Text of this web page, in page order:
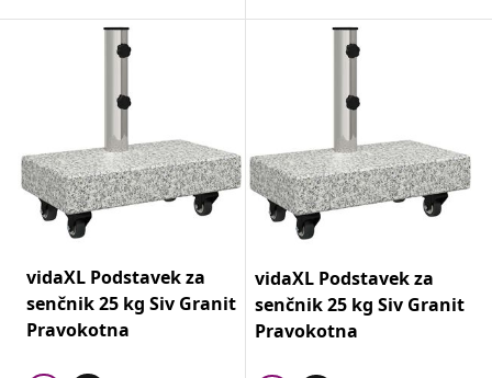
vidaXL Podstavek za
senčnik 25 kg Siv Granit
Pravokotna
vidaXL Podstavek za
senčnik 25 kg Siv Granit
Pravokotna